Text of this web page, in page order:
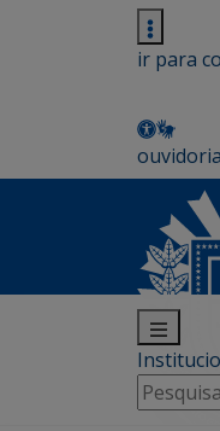
ir para
ouvidoria
Pesquisar
por: